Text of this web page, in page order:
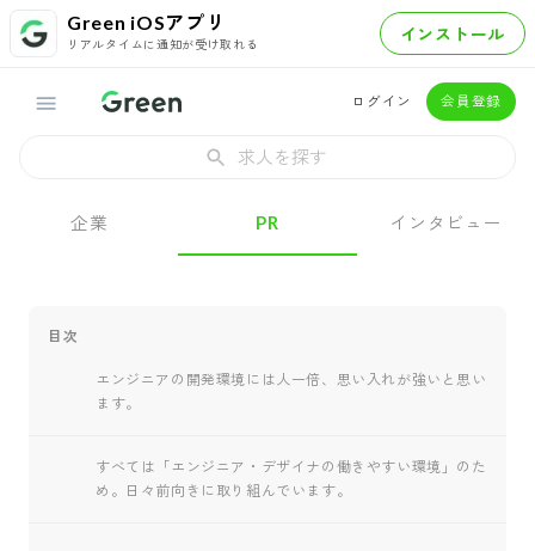
Green iOSアプリ
リアルタイムに通知が受け取れる インストール
ログイン 会員登録
求人を探す
企業 PR インタビュー
目次
エンジニアの開発環境には人一倍、思い入れが強いと思い
ます。
すべては「エンジニア・デザイナの働きやすい環境」のた
め。日々前向きに取り組んでいます。